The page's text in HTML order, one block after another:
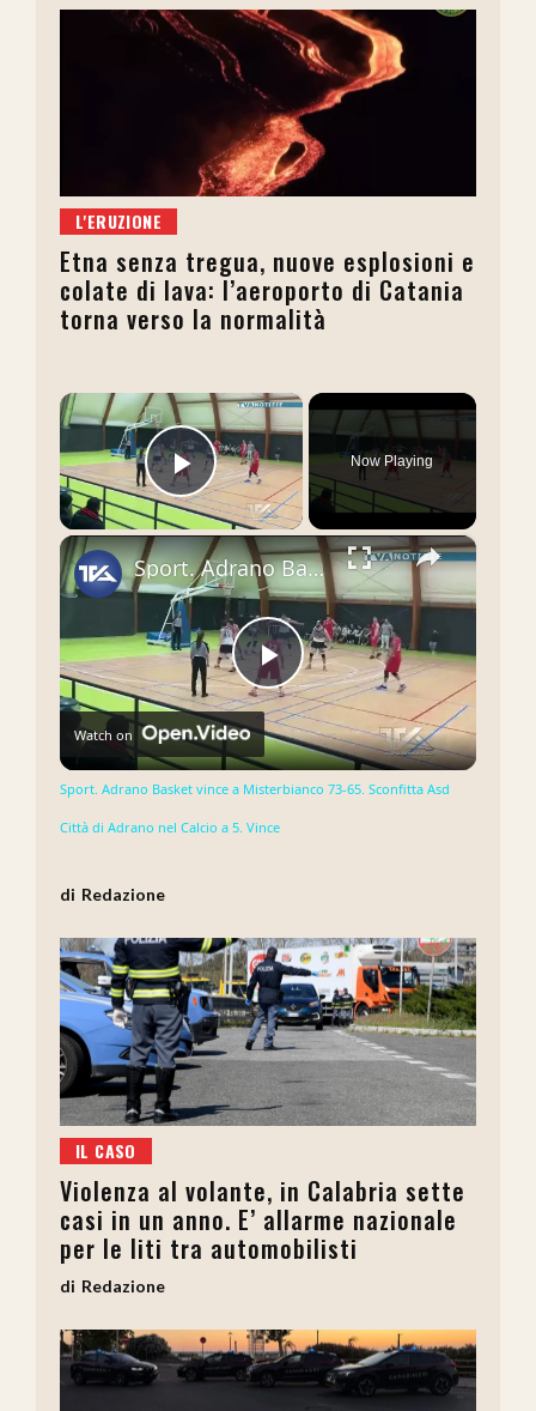
L'ERUZIONE
Etna senza tregua, nuove esplosioni e
colate di lava: l’aeroporto di Catania
torna verso la normalità
×
Play Video
Now Playing
×
Play
Video
Sport. Adrano Basket vince a Misterbianco 73-65. Sconfitta Asd Città di Adrano nel Calcio a 5. Vince
Watch on
Sport. Adrano Basket vince a Misterbianco 73-65. Sconfitta Asd
Città di Adrano nel Calcio a 5. Vince
Redazione
IL CASO
Violenza al volante, in Calabria sette
casi in un anno. E’ allarme nazionale
per le liti tra automobilisti
Redazione